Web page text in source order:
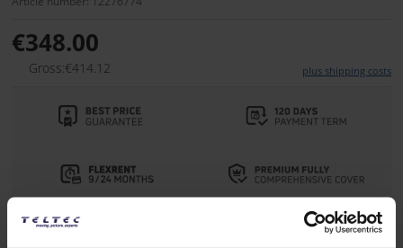
€348.00
Gross:€414.12 plus shipping costs
Delivery time: